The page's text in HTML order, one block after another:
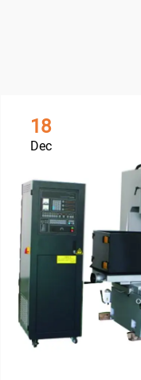
18
Dec